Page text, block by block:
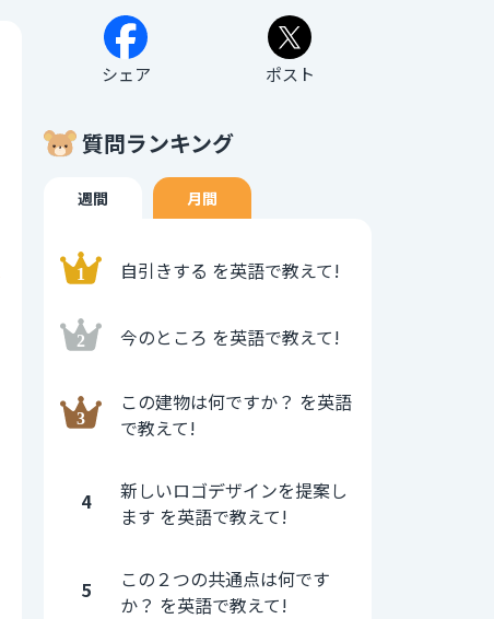
シェア ポスト
質問ランキング
週間 月間
自引きする を英語で教えて!
今のところ を英語で教えて!
この建物は何ですか？ を英語
で教えて!
4
新しいロゴデザインを提案し
ます を英語で教えて!
5
この２つの共通点は何です
か？ を英語で教えて!